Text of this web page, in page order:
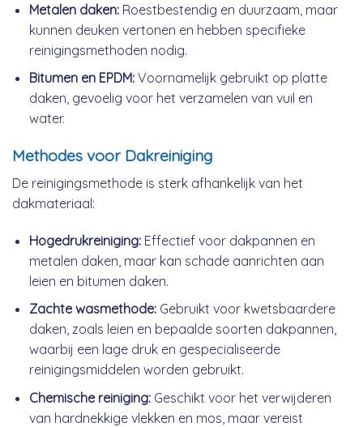
Metalen daken:Roestbestendig en duurzaam, maar
kunnen deuken vertonen en hebben specifieke
reinigingsmethoden nodig.
Bitumen en EPDM:Voornamelijk gebruikt op platte
daken, gevoelig voor het verzamelen van vuil en
water.
Methodes voor Dakreiniging
De reinigingsmethode is sterk afhankelijk van het
dakmateriaal:
Hogedrukreiniging:Effectief voor dakpannen en
metalen daken, maar kan schade aanrichten aan
leien en bitumen daken.
Zachte wasmethode:Gebruikt voor kwetsbaardere
daken, zoals leien en bepaalde soorten dakpannen,
waarbij een lage druk en gespecialiseerde
reinigingsmiddelen worden gebruikt.
Chemische reiniging:Geschikt voor het verwijderen
van hardnekkige vlekken en mos, maar vereist